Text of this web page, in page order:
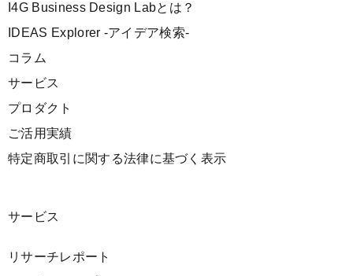
I4G Business Design Labとは？
IDEAS Explorer -アイデア検索-
コラム
サービス
プロダクト
ご活用実績
特定商取引に関する法律に基づく表示
サービス
リサーチレポート